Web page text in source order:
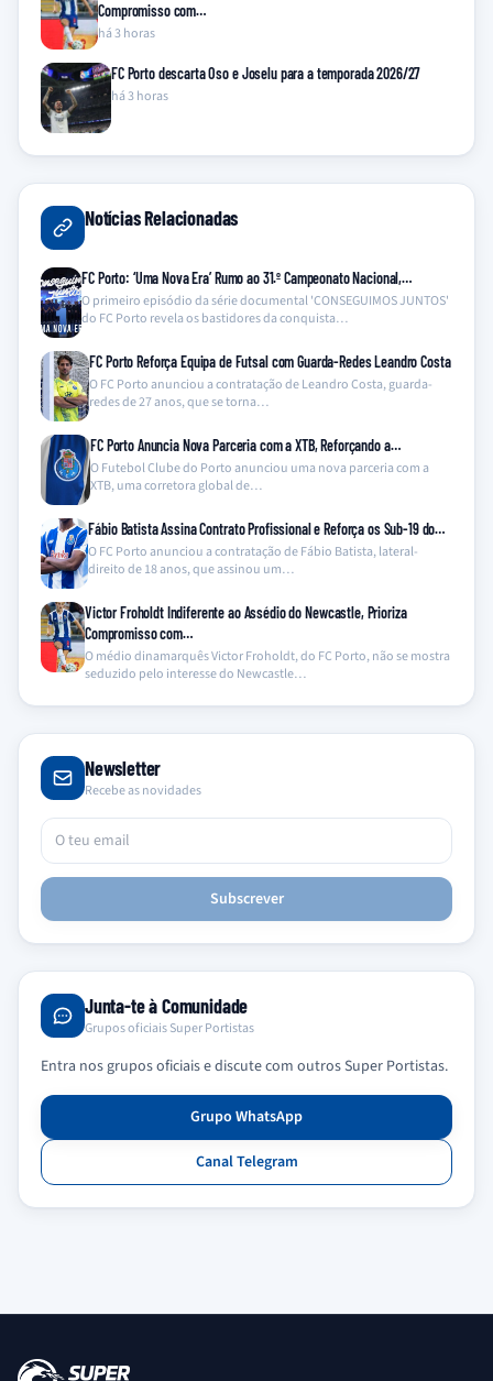
Compromisso com…
há 3 horas
FC Porto descarta Oso e Joselu para a temporada 2026/27
há 3 horas
Notícias Relacionadas
FC Porto: ‘Uma Nova Era’ Rumo ao 31.º Campeonato Nacional,…
O primeiro episódio da série documental 'CONSEGUIMOS JUNTOS'
do FC Porto revela os bastidores da conquista…
FC Porto Reforça Equipa de Futsal com Guarda-Redes Leandro Costa
O FC Porto anunciou a contratação de Leandro Costa, guarda-
redes de 27 anos, que se torna…
FC Porto Anuncia Nova Parceria com a XTB, Reforçando a…
O Futebol Clube do Porto anunciou uma nova parceria com a
XTB, uma corretora global de…
Fábio Batista Assina Contrato Profissional e Reforça os Sub-19 do…
O FC Porto anunciou a contratação de Fábio Batista, lateral-
direito de 18 anos, que assinou um…
Victor Froholdt Indiferente ao Assédio do Newcastle, Prioriza
Compromisso com…
O médio dinamarquês Victor Froholdt, do FC Porto, não se mostra
seduzido pelo interesse do Newcastle…
Newsletter
Recebe as novidades
Subscrever
Junta-te à Comunidade
Grupos oficiais Super Portistas
Entra nos grupos oficiais e discute com outros Super Portistas.
Grupo WhatsApp
Canal Telegram